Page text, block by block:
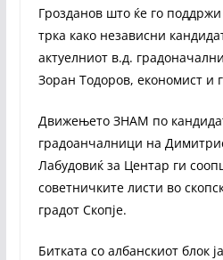
Грозданов што ќе го
трка како независни
актуелниот в.д.
Зоран Тодоров, економист и
Движењето ЗНАМ по
градоанчалници на
Лабудовиќ за Центар ги
советничките листи во
градот Скопје.
Битката со албанскиот блок